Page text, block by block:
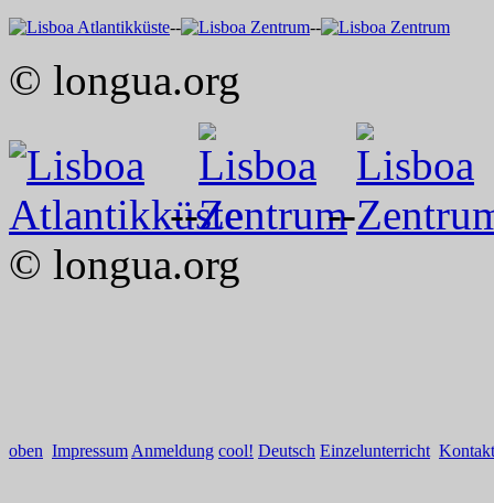
-- --
© longua.org
--
--
© longua.org
oben Impressum Anmeldung cool! Deutsch Einzelunterricht Kontakt